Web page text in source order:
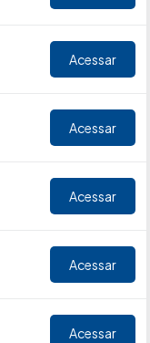
Acessar
Acessar
Acessar
Acessar
Acessar